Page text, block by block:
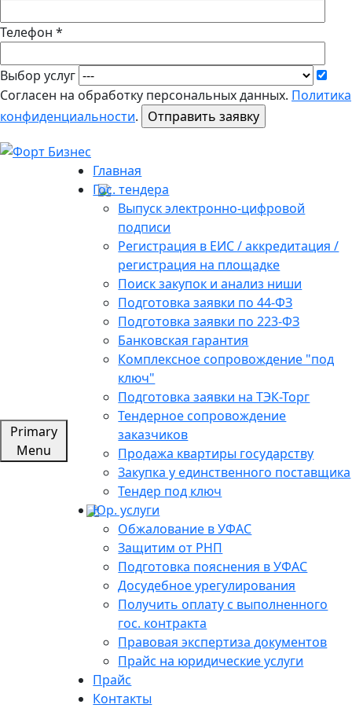
Телефон *
Выбор услуг
Согласен на обработку персональных данных. Политика
конфиденциальности.
Primary
Menu
Главная
Гос. тендера
Выпуск электронно-цифровой
подписи
Регистрация в ЕИС / аккредитация /
регистрация на площадке
Поиск закупок и анализ ниши
Подготовка заявки по 44-ФЗ
Подготовка заявки по 223-ФЗ
Банковская гарантия
Комплексное сопровождение "под
ключ"
Подготовка заявки на ТЭК-Торг
Тендерное сопровождение
заказчиков
Продажа квартиры государству
Закупка у единственного поставщика
Тендер под ключ
Юр. услуги
Обжалование в УФАС
Защитим от РНП
Подготовка пояснения в УФАС
Досудебное урегулирования
Получить оплату с выполненного
гос. контракта
Правовая экспертиза документов
Прайс на юридические услуги
Прайс
Контакты